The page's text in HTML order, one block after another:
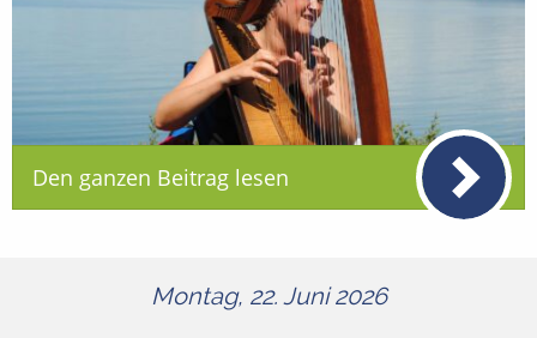
Den ganzen Beitrag lesen
Montag, 22. Juni 2026